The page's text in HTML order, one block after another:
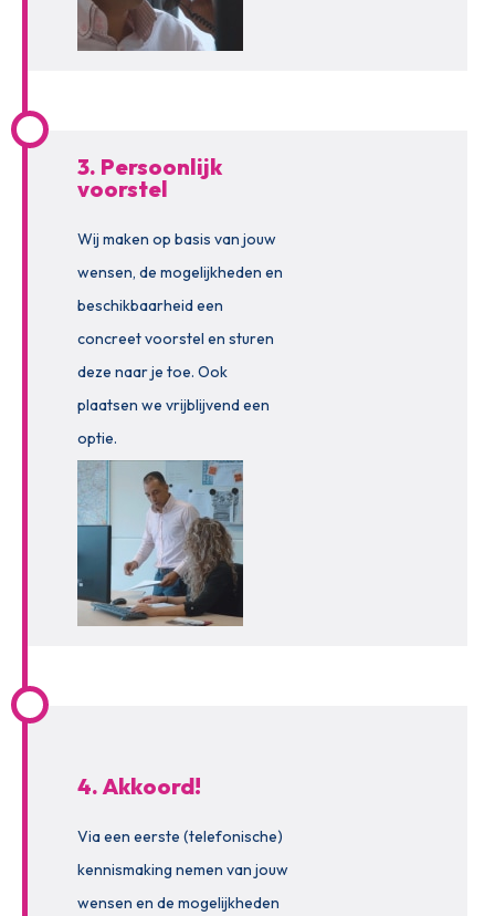
3. Persoonlijk
voorstel
Wij maken op basis van jouw
wensen, de mogelijkheden en
beschikbaarheid een
concreet voorstel en sturen
deze naar je toe. Ook
plaatsen we vrijblijvend een
optie.
4. Akkoord!
Via een eerste (telefonische)
kennismaking nemen van jouw
wensen en de mogelijkheden